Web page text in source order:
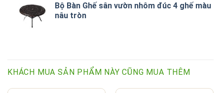
Bộ Bàn Ghế sân vườn nhôm đúc 4 ghế màu
nâu tròn
KHÁCH MUA SẢN PHẨM NÀY CŨNG MUA THÊM